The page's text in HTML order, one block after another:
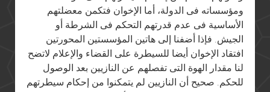
ومؤسساته فى الدولة، أما الإخوان فتكمن معضلتهم
الأساسية فى عدم قدرتهم التحكم فى الشرطة أو
الجيش. فإذا أضفنا إلى هاتين المؤسستين المحورتين
افتقاد الإخوان أيضا للسيطرة على القضاء والإعلام لاتضح
لنا مقدار الهوة التى تفصلهم عن النازيين بعد الوصول
للحكم. صحيح أن النازيين لم يتمكنوا من إحكام سيطرتهم